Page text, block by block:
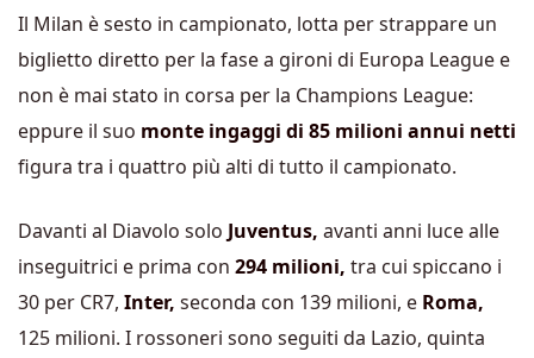
Il Milan è sesto in campionato, lotta per strappare un
biglietto diretto per la fase a gironi di Europa League e
non è mai stato in corsa per la Champions League:
eppure il suo monte ingaggi di 85 milioni annui netti
figura tra i quattro più alti di tutto il campionato.
Davanti al Diavolo solo Juventus, avanti anni luce alle
inseguitrici e prima con 294 milioni, tra cui spiccano i
30 per CR7, Inter, seconda con 139 milioni, e Roma,
125 milioni. I rossoneri sono seguiti da Lazio, quinta